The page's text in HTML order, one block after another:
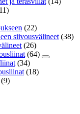
(22)
siivousvälineet (38)
(26)
(64)
(34)
(18)
(9)